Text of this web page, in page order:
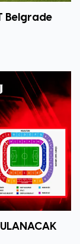
Belgrade